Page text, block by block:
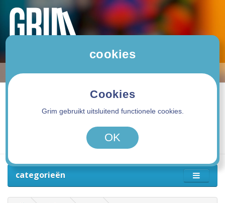
0 product(en) - 0,00€
categorieën
cookies
Cookies
Grim gebruikt uitsluitend functionele cookies.
OK